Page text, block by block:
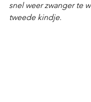
snel weer zwanger te
tweede kindje.